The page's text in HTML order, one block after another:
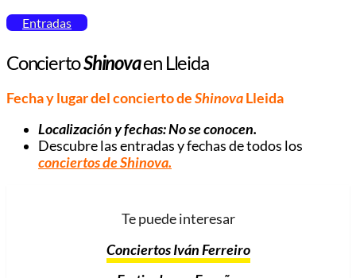
Entradas
ConciertoShinovaen Lleida
Fecha y lugar del concierto deShinovaLleida
Localización y fechas: No se conocen.
Descubre las entradas y fechas de todos los
conciertos deShinova.
Te puede interesar
Conciertos Iván Ferreiro